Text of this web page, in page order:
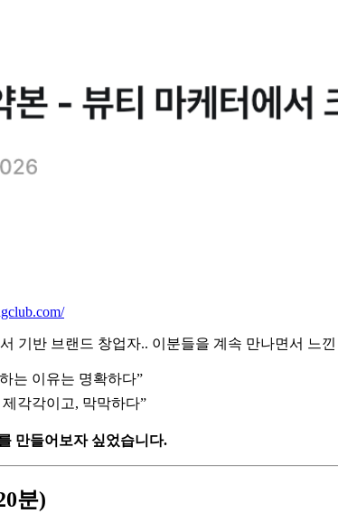
기반 브랜드 창업자.. 이분들을 계속 만나면서 느
는 이유는 명확하다”
각각이고, 막막하다”
만들어보자 싶었습니다.
분)